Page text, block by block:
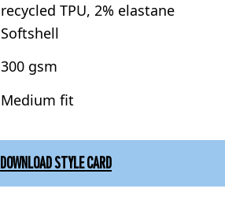
recycled TPU, 2% elastane
Softshell
300 gsm
Medium fit
DOWNLOAD STYLE CARD